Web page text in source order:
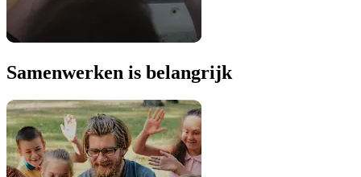
Samenwerken is belangrijk